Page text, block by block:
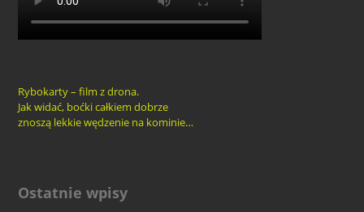
Rybokarty – film z drona.
Jak widać, boćki całkiem dobrze
znoszą lekkie wędzenie na kominie…
Ostatnie wpisy